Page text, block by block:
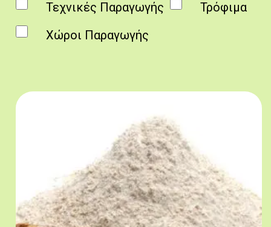
Τεχνικές Παραγωγής
Τρόφιμα
Χώροι Παραγωγής